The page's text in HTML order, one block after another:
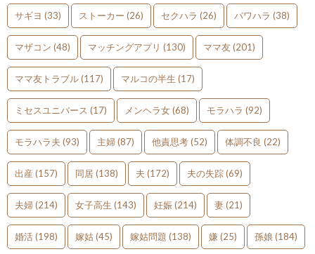
サギヨ (33) ストーカー (26) セクハラ (26) パワハラ (38)
マザコン (48) マッチングアプリ (130) ママ友(201)
ママ友トラブル(117) マルコの半生 (17)
ミセスユニバース (17) メンヘラ女(68) モラハラ (92)
モラハラ夫 (93) 主婦(87) 他責思考(52) 体調不良 (22)
出産 (157) 同居(138) 夫 (172) 夫の失踪(69)
夫婦(214) 女子高生 (143) 妊娠(214) 妻(21)
婚活(198) 嫁姑(45) 嫁姑問題 (138) 嫌 (25) 孫娘 (184)